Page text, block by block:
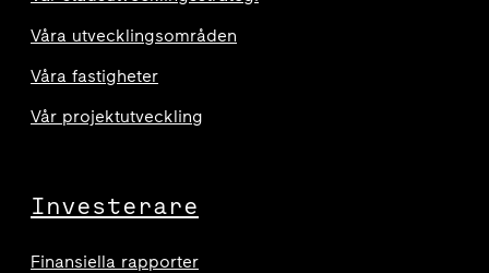
Våra utvecklingsområden
Våra fastigheter
Vår projektutveckling
Investerare
Finansiella rapporter